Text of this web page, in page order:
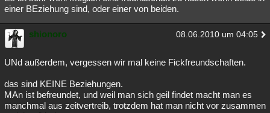
einer BEziehung sind, oder einer von beiden.
shionoro 08.06.2010 um 04:05
UNd außerdem, vergessen wir mal keine Fickfreundschaften.
das sind KEINE Beziehungen.
MAn ist befreundet, und weil man sich geil findet macht man es
manchmal aus zeitvertreib, trotzdem hat man nicht vor zusammen